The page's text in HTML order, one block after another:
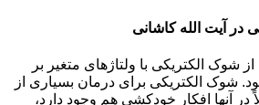
در آیت الله کاشانی
شوک الکتریکی با ولتاژهای متغیر بر
شوک الکتریکی برای درمان بسیاری از
در آنها افکار خودکشی هم وجود دارد،